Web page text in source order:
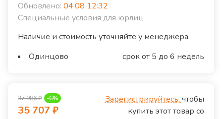
Обновлено: 04.08 12:32
Специальные условия для юрлиц
Наличие и стоимость уточняйте у менеджера
Одинцово
срок от 5 до 6 недель
37 986₽ -6%
35 707 ₽
Зарегистрируйтесь,чтобы
купить этот товар со